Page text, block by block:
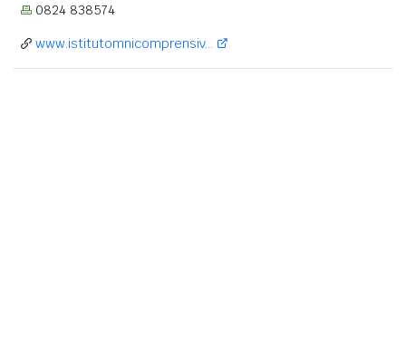
0824 838574
www.istitutomnicomprensiv...